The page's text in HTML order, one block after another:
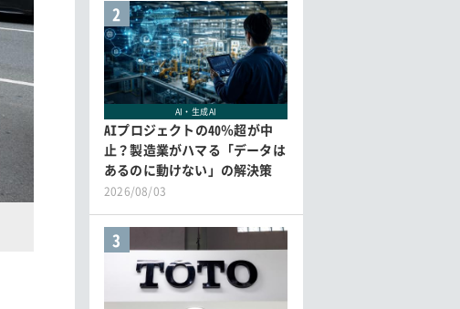
2
AI・生成AI
AIプロジェクトの40％超が中
止？製造業がハマる「データは
あるのに動けない」の解決策
2026/08/03
3